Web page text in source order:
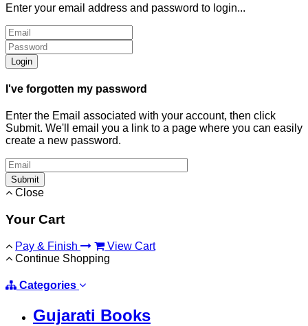
Enter your email address and password to login...
Login
I've forgotten my password
Enter the Email associated with your account, then click
Submit. We'll email you a link to a page where you can easily
create a new password.
Submit
Close
Your Cart
Pay & Finish
View Cart
Continue Shopping
Categories
Gujarati Books